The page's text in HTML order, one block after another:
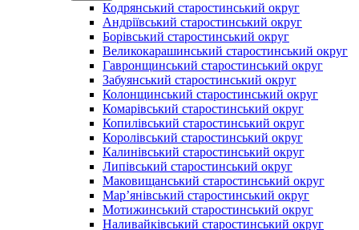
Кодрянський старостинський округ
Андріївський старостинський округ
Борівський старостинський округ
Великокарашинський старостинський округ
Гавронщинський старостинський округ
Забуянський старостинський округ
Колонщинський старостинський округ
Комарівський старостинський округ
Копилівський старостинський округ
Королівський старостинський округ
Калинівський старостинський округ
Липівський старостинський округ
Маковищанський старостинський округ
Мар’янівський старостинський округ
Мотижинський старостинський округ
Наливайківський старостинський округ